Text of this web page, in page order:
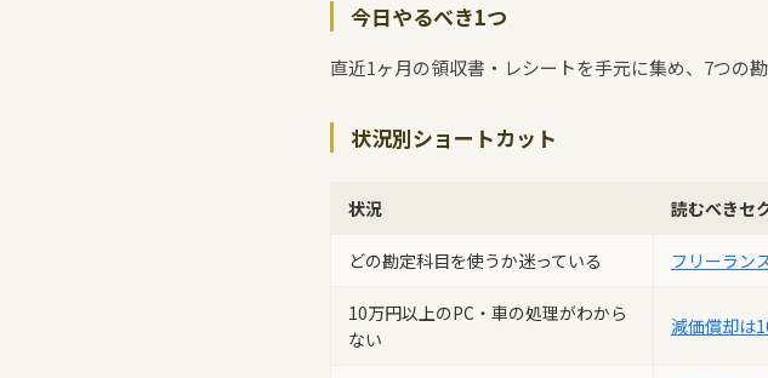
今日やるべき1つ
直近1ヶ月の領収書・レシートを手元に集め、7つの
状況別ショートカット
状況 読むべきセ
どの勘定科目を使うか迷っている フリーラン
10万円以上のPC・車の処理がわから
ない
減価償却は